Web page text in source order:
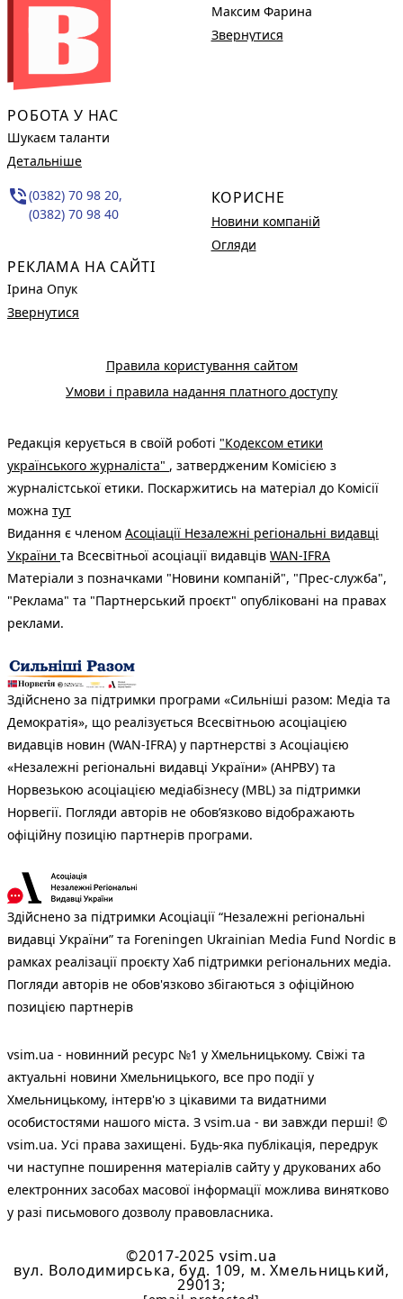
РОБОТА У НАС
Шукаєм таланти
Детальніше
phone_in_talk(0382) 70 98 20,
(0382) 70 98 40
РЕКЛАМА НА САЙТІ
Ірина Опук
Звернутися
Максим Фарина
Звернутися
КОРИСНЕ
Новини компаній
Огляди
Правила користування сайтом
Умови і правила надання платного доступу
Редакція керується в своїй роботі "Кодексом етики
українського журналіста" , затвердженим Комісією з
журналістської етики. Поскаржитись на матеріал до Комісії
можна тут
Видання є членом Асоціації Незалежні регіональні видавці
України та Всесвітньої асоціації видавців WAN-IFRA
Матеріали з позначками "Новини компаній", "Прес-служба",
"Реклама" та "Партнерський проєкт" опубліковані на правах
реклами.
Здійснено за підтримки програми «Сильніші разом: Медіа та
Демократія», що реалізується Всесвітньою асоціацією
видавців новин (WAN-IFRA) у партнерстві з Асоціацією
«Незалежні регіональні видавці України» (АНРВУ) та
Норвезькою асоціацією медіабізнесу (MBL) за підтримки
Норвегії. Погляди авторів не обов’язково відображають
офіційну позицію партнерів програми.
Здійснено за підтримки Асоціації “Незалежні регіональні
видавці України” та Foreningen Ukrainian Media Fund Nordic в
рамках реалізації проєкту Хаб підтримки регіональних медіа.
Погляди авторів не обов'язково збігаються з офіційною
позицією партнерів
vsim.ua - новинний ресурс №1 у Хмельницькому. Свіжі та
актуальні новини Хмельницького, все про події у
Хмельницькому, інтерв'ю з цікавими та видатними
особистостями нашого міста. З vsim.ua - ви завжди перші! ©
vsim.ua. Усі права захищені. Будь-яка публiкацiя, передрук
чи наступне поширення матеріалів сайту у друкованих або
електронних засобах масової інформації можлива винятково
у разі письмового дозволу правовласника.
©2017-2025 vsim.ua
вул. Володимирська, буд. 109, м. Хмельницький,
29013;